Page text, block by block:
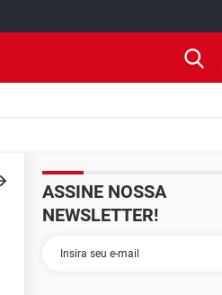
ASSINE NOSSA
NEWSLETTER!